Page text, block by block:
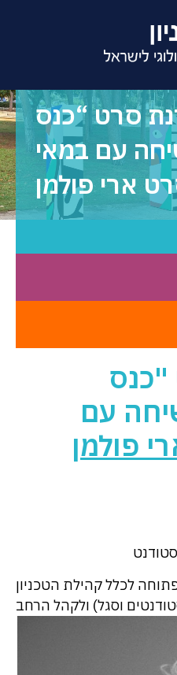
סרט “כנס
עם במאי
ארי פולמן
עם
פולמן
לכלל קהילת הטכניון
וסגל) ולקהל הרחב